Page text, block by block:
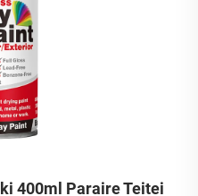
400ml Paraire Teitei